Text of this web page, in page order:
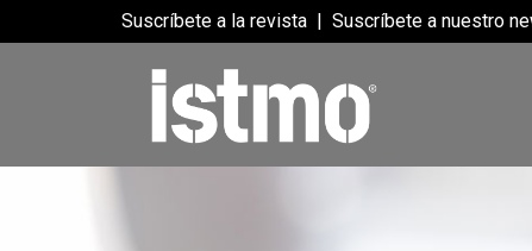
Suscríbete a la revista | Suscríbete a nuestro